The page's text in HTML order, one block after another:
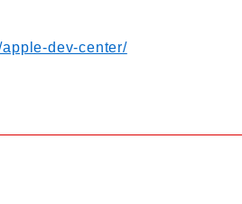
dev-center/